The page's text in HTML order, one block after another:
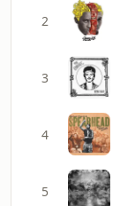
2
3
4
5